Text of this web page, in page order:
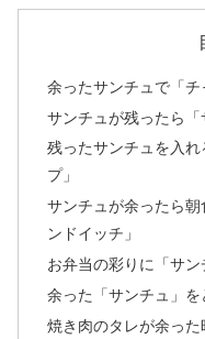
余ったサンチュで「チ
サンチュが残ったら「
残ったサンチュを入
プ」
サンチュが余ったら
ンドイッチ」
お弁当の彩りに「サン
余った「サンチュ」を
焼き肉のタレが余った